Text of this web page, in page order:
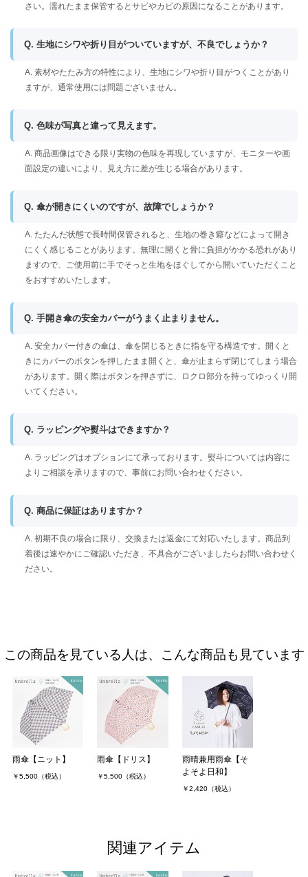
さい。濡れたまま保管するとサビやカビの原因になることがあります。
Q. 生地にシワや折り目がついていますが、不良でしょうか？
A. 素材やたたみ方の特性により、生地にシワや折り目がつくことがあり
ますが、通常使用には問題ございません。
Q. 色味が写真と違って見えます。
A. 商品画像はできる限り実物の色味を再現していますが、モニターや画
面設定の違いにより、見え方に差が生じる場合があります。
Q. 傘が開きにくいのですが、故障でしょうか？
A. たたんだ状態で長時間保管されると、生地の巻き癖などによって開き
にくく感じることがあります。無理に開くと骨に負担がかかる恐れがあり
ますので、ご使用前に手でそっと生地をほぐしてから開いていただくこと
をおすすめいたします。
Q. 手開き傘の安全カバーがうまく止まりません。
A. 安全カバー付きの傘は、傘を閉じるときに指を守る構造です。開くと
きにカバーのボタンを押したまま開くと、傘が止まらず閉じてしまう場合
があります。開く際はボタンを押さずに、ロクロ部分を持ってゆっくり開
いてください。
Q. ラッピングや熨斗はできますか？
A. ラッピングはオプションにて承っております。熨斗については内容に
よりご相談を承りますので、事前にお問い合わせください。
Q. 商品に保証はありますか？
A. 初期不良の場合に限り、交換または返金にて対応いたします。商品到
着後は速やかにご確認いただき、不具合がございましたらお問い合わせく
ださい。
この商品を見ている人は、こんな商品も見ています
雨傘【ニット】
￥5,500（税込）
雨傘【ドリス】
￥5,500（税込）
雨晴兼用雨傘【そ
よそよ日和】
￥2,420（税込）
関連アイテム